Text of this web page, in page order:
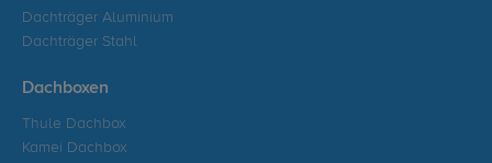
Dachträger Aluminium
Dachträger Stahl
Dachboxen
Thule Dachbox
Kamei Dachbox